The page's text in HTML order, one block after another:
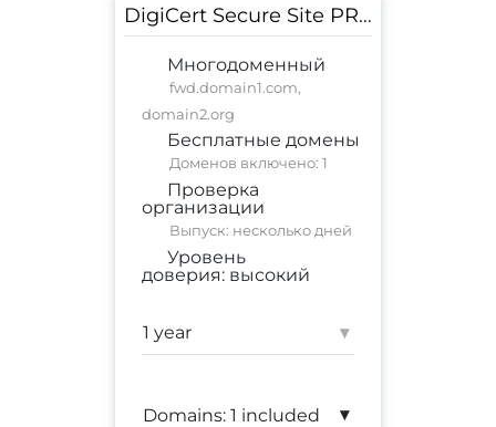
DigiCert Secure Site PRO
Многодоменный
fwd.domain1.com,
domain2.org
Бесплатные домены
Доменов включено: 1
Проверка
организации
Выпуск: несколько дней
Уровень
доверия: высокий
Гарантия: $ 1,500,000
▾
▾